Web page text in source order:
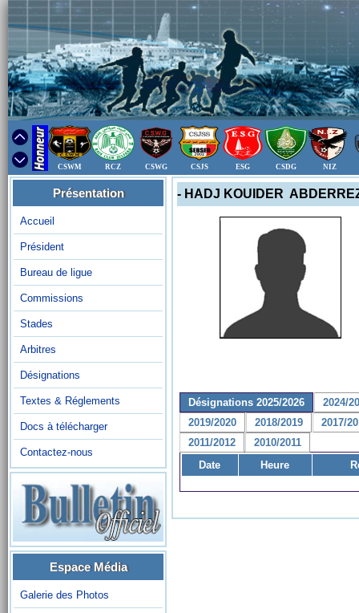
CSWM RCZ CSWG CSJS ESG CSDG NIZ
Présentation
Accueil
Président
Bureau de ligue
Commissions
Stades
Arbitres
Désignations
Textes & Réglements
Docs à télécharger
Contactez-nous
Espace Média
Galerie des Photos
- HADJ KOUIDER
Désignations 2025/2026
2024/
2019/2020
2018/2019
2017/
2011/2012
2010/2011
Date
Heure